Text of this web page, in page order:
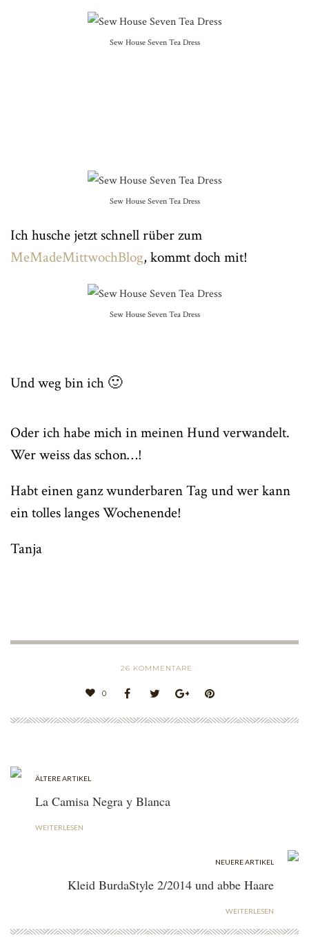
Sew House Seven Tea Dress
Sew House Seven Tea Dress
Ich husche jetzt schnell rüber zum
MeMadeMittwochBlog, kommt doch mit!
Sew House Seven Tea Dress
Und weg bin ich 🙂
Oder ich habe mich in meinen Hund verwandelt.
Wer weiss das schon…!
Habt einen ganz wunderbaren Tag und wer kann
ein tolles langes Wochenende!
Tanja
26 KOMMENTARE
0
ÄLTERE ARTIKEL
La Camisa Negra y Blanca
WEITERLESEN
NEUERE ARTIKEL
Kleid BurdaStyle 2/2014 und abbe Haare
WEITERLESEN